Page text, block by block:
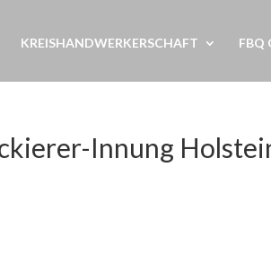
KREISHANDWERKERSCHAFT FBQ
Innung